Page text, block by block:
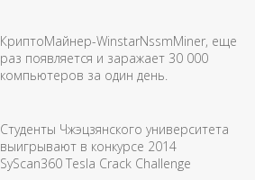
КриптоМайнер-WinstarNssmMiner, еще
раз появляется и заражает 30 000
компьютеров за один день.
Студенты Чжэцзянского университета
выигрывают в конкурсе 2014
SyScan360 Tesla Crack Challenge